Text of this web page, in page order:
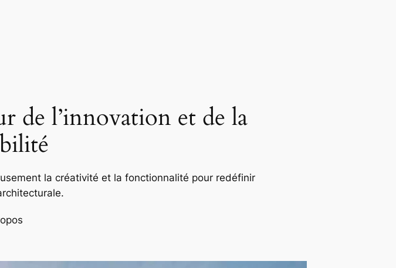
de l’innovation et de la
la créativité et la fonctionnalité pour redéfinir